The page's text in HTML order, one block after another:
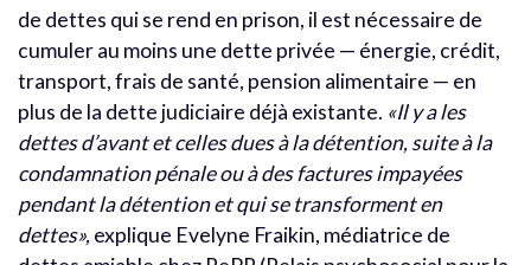
de dettes qui se rend en prison, il est nécessaire de
cumuler au moins une dette privée — énergie, crédit,
transport, frais de santé, pension alimentaire — en
plus de la dette judiciaire déjà existante. «Il y a les
dettes d’avant et celles dues à la détention, suite à la
condamnation pénale ou à des factures impayées
pendant la détention et qui se transforment en
dettes»,explique Evelyne Fraikin, médiatrice de